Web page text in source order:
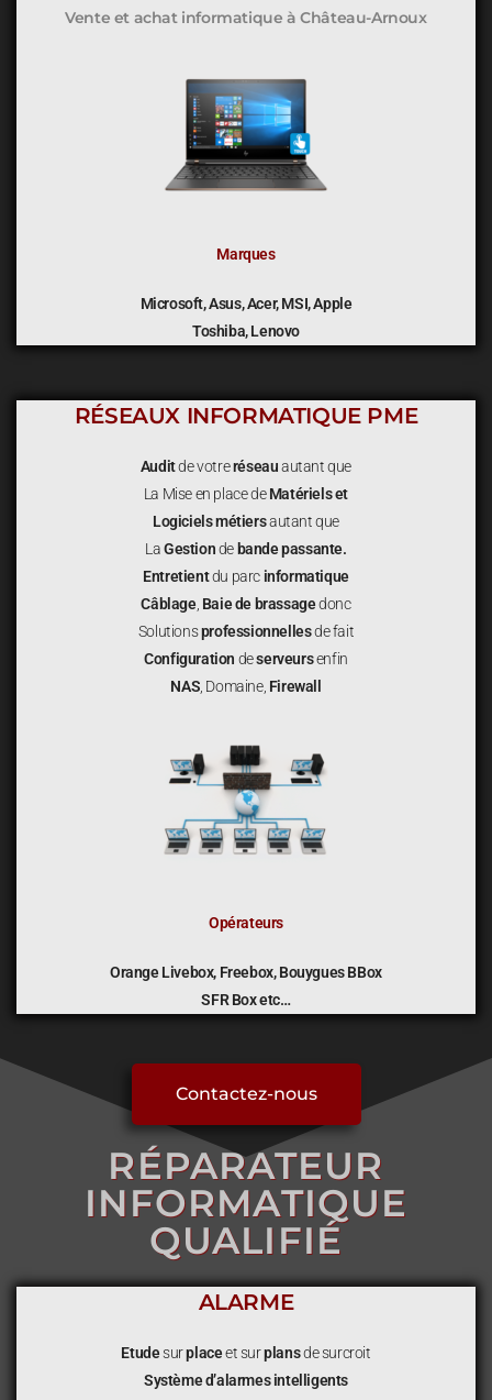
Vente et achat informatique à Château-Arnoux
Marques
Microsoft, Asus, Acer, MSI, Apple
Toshiba, Lenovo
RÉSEAUX INFORMATIQUE PME
Auditde votreréseauautant que
La Mise en place deMatériels et
Logiciels métiersautant que
LaGestionde bande passante.
Entretientdu parc informatique
Câblage, Baie de brassagedonc
Solutionsprofessionnellesde fait
Configuration deserveursenfin
NAS , Domaine, Firewall
Opérateurs
Orange Livebox, Freebox, Bouygues BBox
SFR Box etc…
Contactez-nous
RÉPARATEUR
INFORMATIQUE
QUALIFIÉ
ALARME
Etudesurplaceet surplansde surcroit
Système d’alarmes intelligents